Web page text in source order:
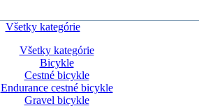
Všetky kategórie
Všetky kategórie
Bicykle
Cestné bicykle
Endurance cestné bicykle
Gravel bicykle